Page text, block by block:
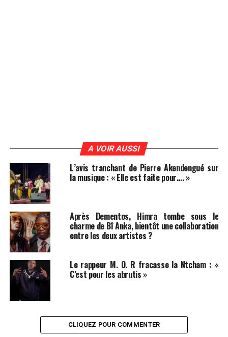
A VOIR AUSSI
L’avis tranchant de Pierre Akendengué sur
la musique : « Elle est faite pour…. »
Après Dementos, Himra tombe sous le
charme de Bî Anka, bientôt une collaboration
entre les deux artistes ?
Le rappeur M. O. R fracasse la Ntcham : «
C’est pour les abrutis »
CLIQUEZ POUR COMMENTER